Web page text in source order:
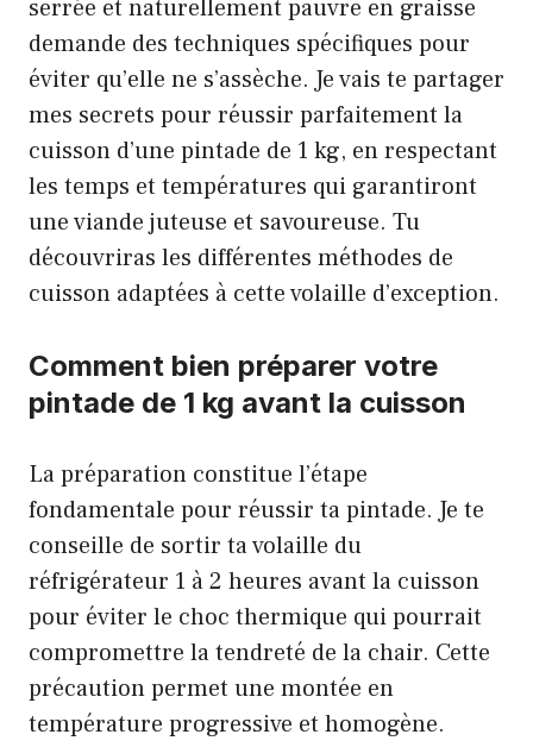
serrée et naturellement pauvre en graisse
demande des techniques spécifiques pour
éviter qu’elle ne s’assèche. Je vais te partager
mes secrets pour réussir parfaitement la
cuisson d’une pintade de 1 kg, en respectant
les temps et températures qui garantiront
une viande juteuse et savoureuse. Tu
découvriras les différentes méthodes de
cuisson adaptées à cette volaille d’exception.
Comment bien préparer votre
pintade de 1 kg avant la cuisson
La préparation constitue l’étape
fondamentale pour réussir ta pintade. Je te
conseille de sortir ta volaille du
réfrigérateur 1 à 2 heures avant la cuisson
pour éviter le choc thermique qui pourrait
compromettre la tendreté de la chair. Cette
précaution permet une montée en
température progressive et homogène.